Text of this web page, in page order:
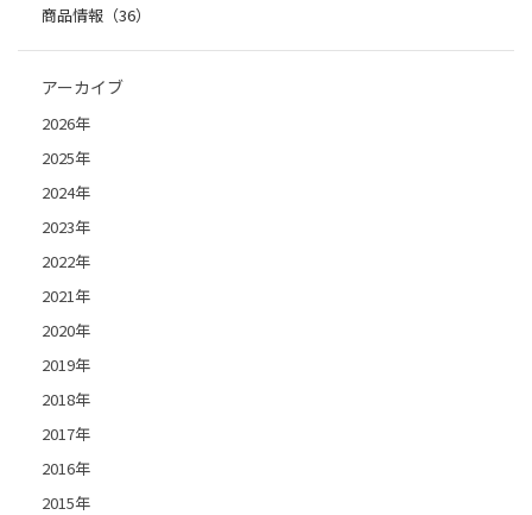
商品情報（36）
アーカイブ
2026年
2025年
2024年
2023年
2022年
2021年
2020年
2019年
2018年
2017年
2016年
2015年